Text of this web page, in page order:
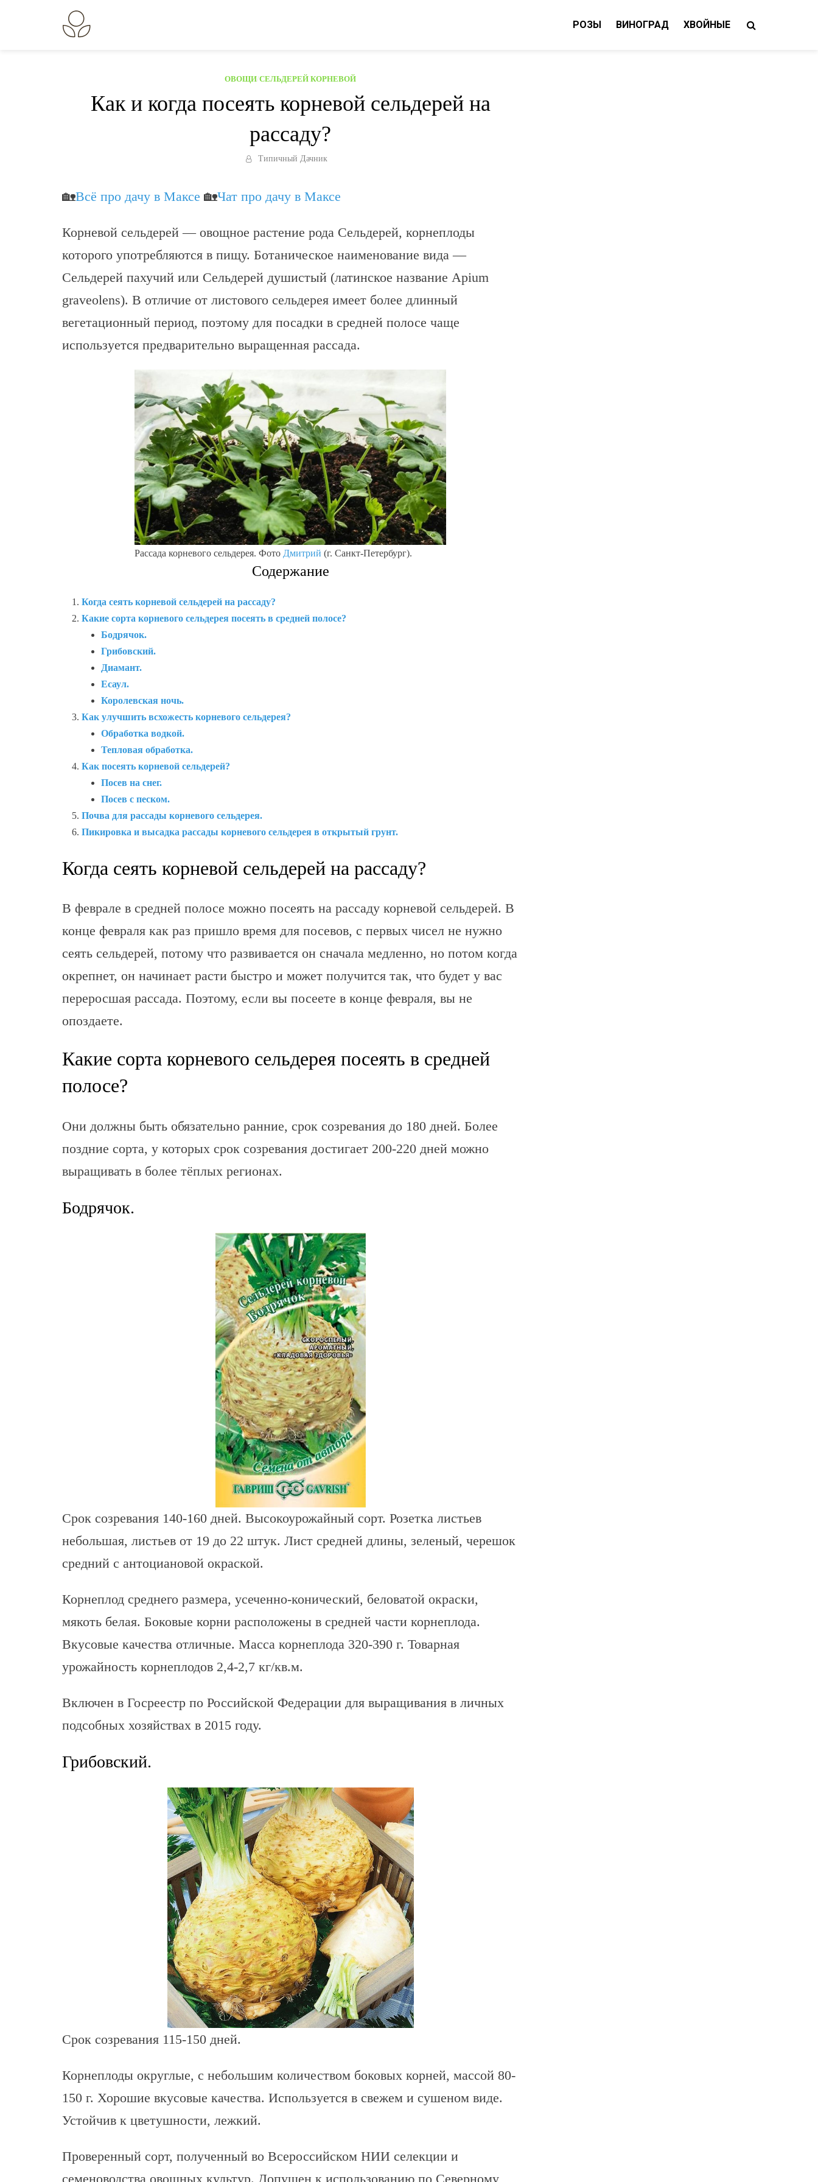
РОЗЫ ВИНОГРАД ХВОЙНЫЕ
ОВОЩИ СЕЛЬДЕРЕЙ КОРНЕВОЙ
Как и когда посеять корневой сельдерей на
рассаду?
Типичный Дачник
🏡Всё про дачу в Максе 🏡Чат про дачу в Максе
Корневой сельдерей — овощное растение рода Сельдерей, корнеплоды
которого употребляются в пищу. Ботаническое наименование вида —
Сельдерей пахучий или Сельдерей душистый (латинское название Apium
graveolens). В отличие от листового сельдерея имеет более длинный
вегетационный период, поэтому для посадки в средней полосе чаще
используется предварительно выращенная рассада.
Рассада корневого сельдерея. Фото Дмитрий (г. Санкт-Петербург).
Содержание
Когда сеять корневой сельдерей на рассаду?
Какие сорта корневого сельдерея посеять в средней полосе?
Бодрячок.
Грибовский.
Диамант.
Есаул.
Королевская ночь.
Как улучшить всхожесть корневого сельдерея?
Обработка водкой.
Тепловая обработка.
Как посеять корневой сельдерей?
Посев на снег.
Посев с песком.
Почва для рассады корневого сельдерея.
Пикировка и высадка рассады корневого сельдерея в открытый грунт.
Когда сеять корневой сельдерей на рассаду?
В феврале в средней полосе можно посеять на рассаду корневой сельдерей. В
конце февраля как раз пришло время для посевов, с первых чисел не нужно
сеять сельдерей, потому что развивается он сначала медленно, но потом когда
окрепнет, он начинает расти быстро и может получится так, что будет у вас
переросшая рассада. Поэтому, если вы посеете в конце февраля, вы не
опоздаете.
Какие сорта корневого сельдерея посеять в средней
полосе?
Они должны быть обязательно ранние, срок созревания до 180 дней. Более
поздние сорта, у которых срок созревания достигает 200-220 дней можно
выращивать в более тёплых регионах.
Бодрячок.
Срок созревания 140-160 дней. Высокоурожайный сорт. Розетка листьев
небольшая, листьев от 19 до 22 штук. Лист средней длины, зеленый, черешок
средний с антоциановой окраской.
Корнеплод среднего размера, усеченно-конический, беловатой окраски,
мякоть белая. Боковые корни расположены в средней части корнеплода.
Вкусовые качества отличные. Масса корнеплода 320-390 г. Товарная
урожайность корнеплодов 2,4-2,7 кг/кв.м.
Включен в Госреестр по Российской Федерации для выращивания в личных
подсобных хозяйствах в 2015 году.
Грибовский.
Срок созревания 115-150 дней.
Корнеплоды округлые, с небольшим количеством боковых корней, массой 80-
150 г. Хорошие вкусовые качества. Используется в свежем и сушеном виде.
Устойчив к цветушности, лежкий.
Проверенный сорт, полученный во Всероссийском НИИ селекции и
семеноводства овощных культур. Допущен к использованию по Северному,